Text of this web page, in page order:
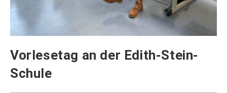
Vorlesetag an der Edith-Stein-
Schule